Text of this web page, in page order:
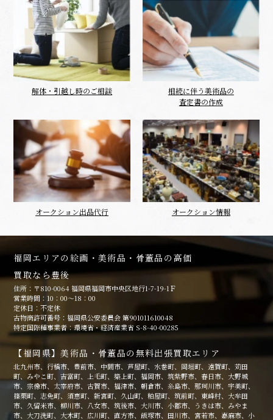
解体・引越し時のご相談
相続に伴う美術品の
査定書の作成
オークション出品代行 オークション情報
福岡エリアの絵画・美術品・骨董品の高価
買取なら豊後
住所：〒810-0064 福岡県福岡市中央区地行1-7-19-1Ｆ
営業時間：10：00～18：00
定休日：不定休
古物商許可番号：福岡県公安委員会 第901011610048
特定国際種事業者：環境省・経済産業省 S-8-40-00285
【福岡県】美術品・骨董品の無料出張買取エリア
北九州市、行橋市、豊前市、中間市、芦屋町、水巻町、岡垣町、遠賀町、苅田
町、みやこ町、吉富町、上毛町、築上町、福岡市、筑紫野市、春日市、大野城
市、宗像市、太宰府市、古賀市、福津市、朝倉市、糸島市、那珂川市、宇美町、
篠栗町、志免町、須恵町、新宮町、久山町、粕屋町、筑前町、東峰村、大牟田
市、久留米市、柳川市、八女市、筑後市、大川市、小郡市、うきは市、みやま
市、大刀洗町、大木町、広川町、直方市、飯塚市、田川市、宮若市、嘉麻市、小